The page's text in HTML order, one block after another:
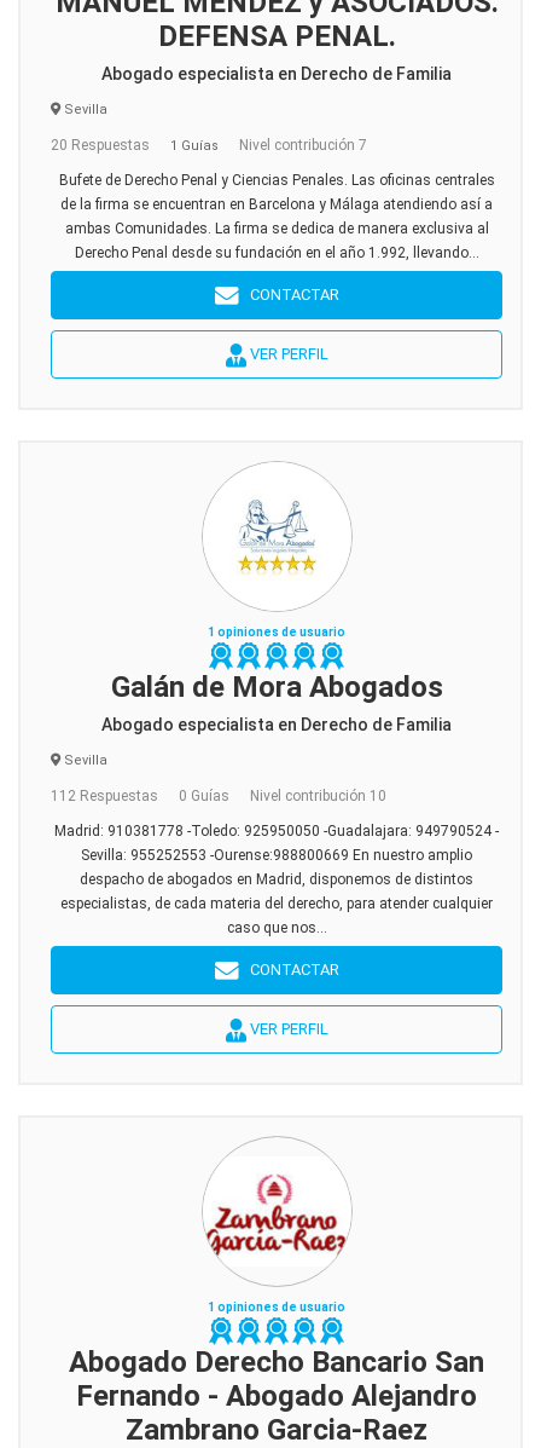
DEFENSA PENAL.
Abogado especialista en Derecho de Familia
Sevilla
20 Respuestas 1 Guías Nivel contribución 7
Bufete de Derecho Penal y Ciencias Penales. Las oficinas centrales
de la firma se encuentran en Barcelona y Málaga atendiendo así a
ambas Comunidades. La firma se dedica de manera exclusiva al
Derecho Penal desde su fundación en el año 1.992, llevando...
CONTACTAR
VER PERFIL
1 opiniones de usuario
Galán de Mora Abogados
Abogado especialista en Derecho de Familia
Sevilla
112 Respuestas 0 Guías Nivel contribución 10
Madrid: 910381778 -Toledo: 925950050 -Guadalajara: 949790524 -
Sevilla: 955252553 -Ourense:988800669 En nuestro amplio
despacho de abogados en Madrid, disponemos de distintos
especialistas, de cada materia del derecho, para atender cualquier
caso que nos...
CONTACTAR
VER PERFIL
1 opiniones de usuario
Abogado Derecho Bancario San
Fernando - Abogado Alejandro
Zambrano Garcia-Raez